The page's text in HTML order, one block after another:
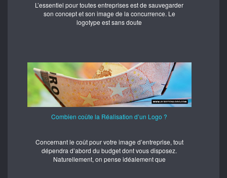
L’essentiel pour toutes entreprises est de sauvegarder
son concept et son image de la concurrence. Le
logotype est sans doute
Combien coûte la Réalisation d’un Logo ?
Concernant le coût pour votre image d’entreprise, tout
dépendra d’abord du budget dont vous disposez.
Naturellement, on pense idéalement que